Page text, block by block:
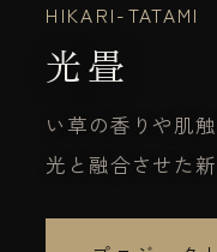
HIKARI-TATAMI
光畳
い草の香りや肌
光と融合させた